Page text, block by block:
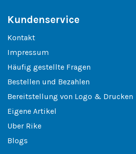
Kundenservice
Kontakt
Impressum
Häufig gestellte Fragen
Bestellen und Bezahlen
Bereitstellung von Logo & Drucken
Eigene Artikel
Uber Rike
Blogs